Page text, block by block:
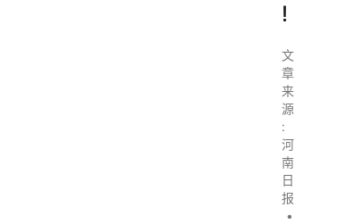
!
文
章
来
源
:
河
南
日
报
•